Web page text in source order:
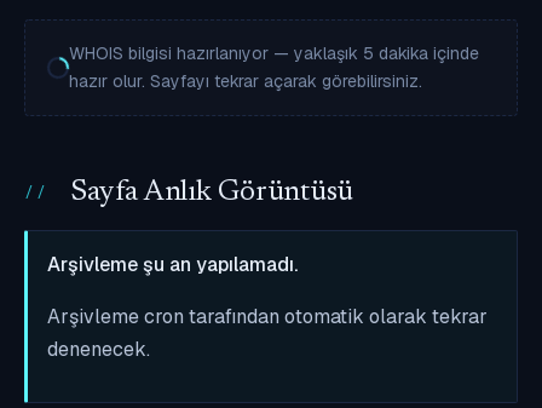
WHOIS bilgisi hazırlanıyor — yaklaşık 5 dakika içinde
hazır olur. Sayfayı tekrar açarak görebilirsiniz.
Sayfa Anlık Görüntüsü
Arşivleme şu an yapılamadı.
Arşivleme cron tarafından otomatik olarak tekrar
denenecek.